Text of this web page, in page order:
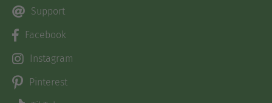
Support
Facebook
Instagram
Pinterest